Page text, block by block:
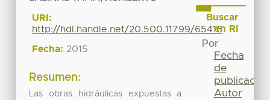
URI:
http://hdl.handle.net/20.500.11799/65416
Fecha: 2015
Resumen:
Las obras hidráulicas expuestas a
Buscar
en RI
Por
Fecha
de
publicación
Autor